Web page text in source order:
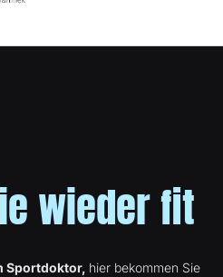
wieder fit
Sportdoktor, hier bekommen Sie